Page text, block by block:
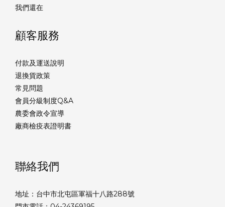
我們還在
顧客服務
付款及運送說明
退換貨政策
常見問題
會員分級制度Q&A
農委會政令宣導
廠商檢疫表證明書
聯絡我們
地址：台中市北屯區軍福十八路288號